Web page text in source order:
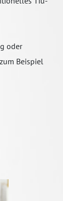
oder
zum Beispiel